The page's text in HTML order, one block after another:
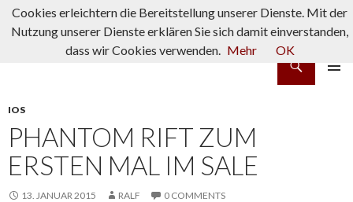
IOS
PHANTOM RIFT ZUM
ERSTEN MAL IM SALE
13. JANUAR 2015 RALF 0 COMMENTS
Cookies erleichtern die Bereitstellung unserer Dienste. Mit der
Nutzung unserer Dienste erklären Sie sich damit einverstanden,
dass wir Cookies verwenden. Mehr OK